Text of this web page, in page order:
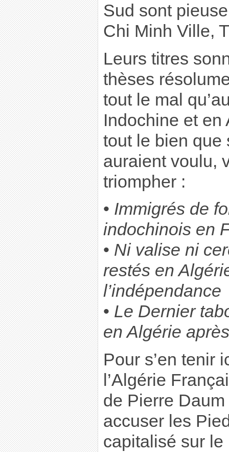
Sud sont
Chi Minh Ville,
Leurs titres
thèses
tout le mal
Indochine et en
tout le bien que
auraient voulu,
triompher :
• Immigrés de
indochinois en
• Ni valise ni
restés en
l’indépendance
• Le Dernier
en Algérie
Pour s’en tenir
l’Algérie
de Pierre
accuser les
capitalisé sur le